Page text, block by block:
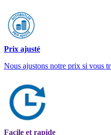
Prix ajusté
Nous ajustons notre prix si vous
Facile et rapide